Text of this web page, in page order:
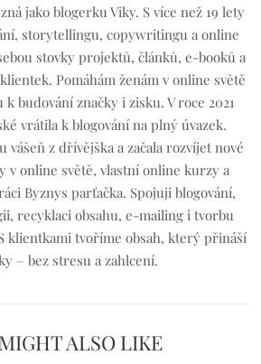
jako blogerku Viky. S více než 19 lety
storytellingu, copywritingu a online
stovky projektů, článků, e-booků a
Pomáhám ženám v online světě
budování značky i zisku. V roce 2021
vrátila k blogování na plný úvazek.
vášeň z dřívějška a začala rozvíjet nové
v online světě, vlastní online kurzy a
Byznys parťačka. Spojuji blogování,
recyklaci obsahu, e-mailing i tvorbu
klientkami tvoříme obsah, který přináší
– bez stresu a zahlcení.
ALSO LIKE